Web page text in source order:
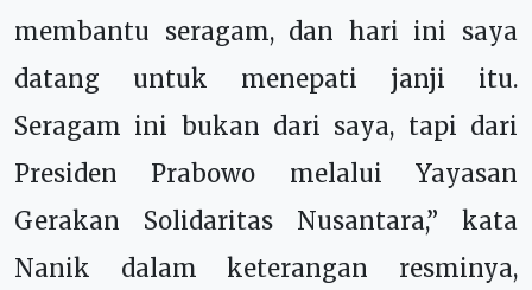
membantu seragam, dan hari ini saya
datang untuk menepati janji itu.
Seragam ini bukan dari saya, tapi dari
Presiden Prabowo melalui Yayasan
Gerakan Solidaritas Nusantara,” kata
Nanik dalam keterangan resminya,